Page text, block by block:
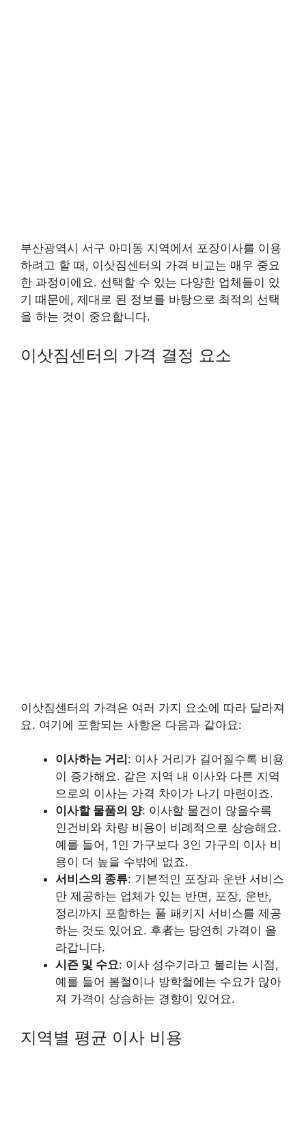
부산광역시 서구 아미동 지역에서 포장이사를 이용
하려고 할 때, 이삿짐센터의 가격 비교는 매우 중요
한 과정이에요. 선택할 수 있는 다양한 업체들이 있
기 때문에, 제대로 된 정보를 바탕으로 최적의 선택
을 하는 것이 중요합니다.
이삿짐센터의 가격 결정 요소
이삿짐센터의 가격은 여러 가지 요소에 따라 달라져
요. 여기에 포함되는 사항은 다음과 같아요:
이사하는 거리 : 이사 거리가 길어질수록 비용
이 증가해요. 같은 지역 내 이사와 다른 지역
으로의 이사는 가격 차이가 나기 마련이죠.
이사할 물품의 양: 이사할 물건이 많을수록
인건비와 차량 비용이 비례적으로 상승해요.
예를 들어, 1인 가구보다 3인 가구의 이사 비
용이 더 높을 수밖에 없죠.
서비스의 종류: 기본적인 포장과 운반 서비스
만 제공하는 업체가 있는 반면, 포장, 운반,
정리까지 포함하는 풀 패키지 서비스를 제공
하는 것도 있어요. 후者는 당연히 가격이 올
라갑니다.
시즌 및 수요: 이사 성수기라고 불리는 시점,
예를 들어 봄철이나 방학철에는 수요가 많아
져 가격이 상승하는 경향이 있어요.
지역별 평균 이사 비용